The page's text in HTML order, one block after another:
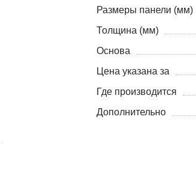
Размеры панели (мм)
Толщина (мм)
Основа
Цена указана за
Где производится
Дополнительно